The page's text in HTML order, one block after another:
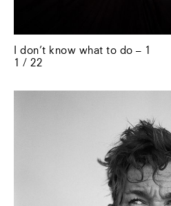
I don’t know what to do – 1
1 / 22